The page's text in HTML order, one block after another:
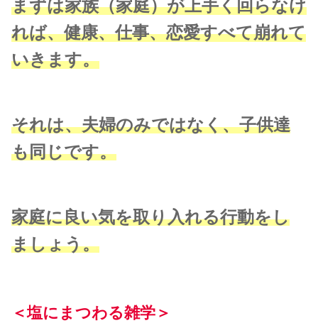
まずは家族（家庭）が上手く回らなけ
れば、健康、仕事、恋愛すべて崩れて
いきます。
それは、夫婦のみではなく、子供達
も同じです。
家庭に良い気を取り入れる行動をし
ましょう。
＜塩にまつわる雑学＞